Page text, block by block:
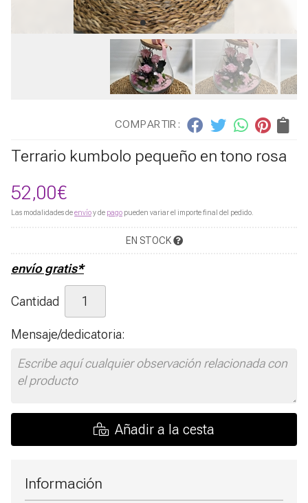
COMPARTIR:
Terrario kumbolo pequeño en tono rosa
52,00€
Las modalidades deenvíoy de pago pueden variar el importe final del pedido.
EN STOCK
envío gratis*
Cantidad
Mensaje/dedicatoria:
Añadir a la cesta
Información